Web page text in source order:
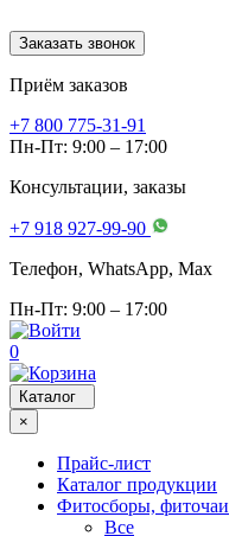
Заказать звонок
Приём заказов
+7 800 775-31-91
Пн-Пт: 9:00 – 17:00
Консультации, заказы
+7 918 927-99-90
Телефон, WhatsApp, Мах
Пн-Пт: 9:00 – 17:00
0
Каталог
×
Прайс-лист
Каталог продукции
Фитосборы, фиточаи
Все